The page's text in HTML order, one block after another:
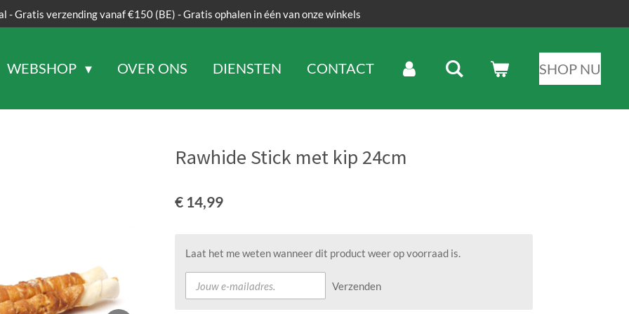
- Gratis verzending vanaf €150 (BE) - Gratis ophalen in één van onze winkels
WEBSHOP OVER ONS DIENSTEN CONTACT SHOP NU
Rawhide Stick met kip 24cm
€ 14,99
Laat het me weten wanneer dit product weer op voorraad is.
Verzenden